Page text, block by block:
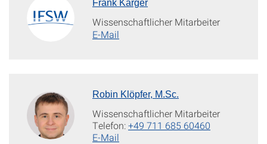
Frank Karger
Wissenschaftlicher Mitarbeiter
E-Mail
Robin Klöpfer, M.Sc.
Wissenschaftlicher Mitarbeiter
Telefon:+49 711 685 60460
E-Mail